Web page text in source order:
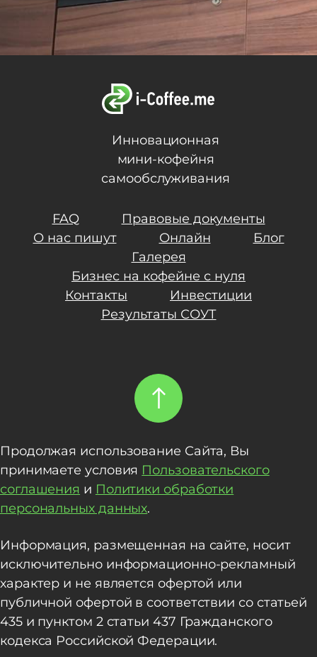
Инновационная
мини-кофейня
самообслуживания
FAQ
Правовые документы
О нас пишут
Онлайн
Блог
Галерея
Бизнес на кофейне с нуля
Контакты
Инвестиции
Результаты СОУТ
Продолжая использование Сайта, Вы
принимаете условия Пользовательского
соглашения и Политики обработки
персональных данных.
Информация, размещенная на сайте, носит
исключительно информационно-рекламный
характер и не является офертой или
публичной офертой в соответствии со статьей
435 и пунктом 2 статьи 437 Гражданского
кодекса Российской Федерации.